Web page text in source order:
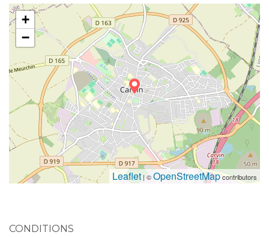
+
−
Leaflet | ©OpenStreetMapcontributors
CONDITIONS